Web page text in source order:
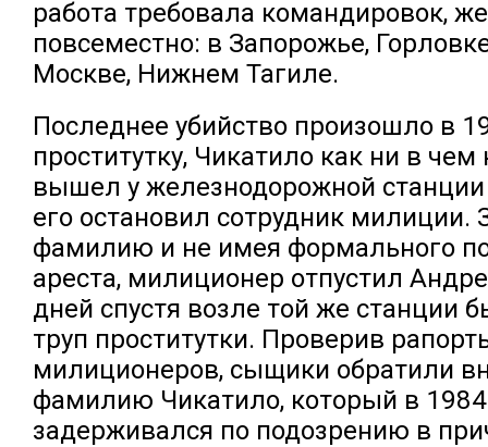
работа требовала командировок,
повсеместно: в Запорожье,
Москве, Нижнем Тагиле.
Последнее убийство произошло в
проститутку, Чикатило как ни в
вышел у железнодорожной станции
его остановил сотрудник милиции.
фамилию и не имея формального
ареста, милиционер отпустил
дней спустя возле той же станции
труп проститутки. Проверив
милиционеров, сыщики обратили
фамилию Чикатило, который в 1984
задерживался по подозрению в